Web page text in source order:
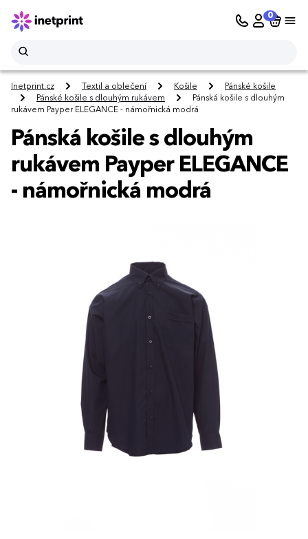
0
Inetprint.cz Textil a oblečení Košile
Pánské košile
Pánské košile s dlouhým rukávem
Pánská košile s dlouhým
rukávem Payper ELEGANCE - námořnická modrá
Pánská košile s dlouhým
rukávem Payper ELEGANCE
- námořnická modrá